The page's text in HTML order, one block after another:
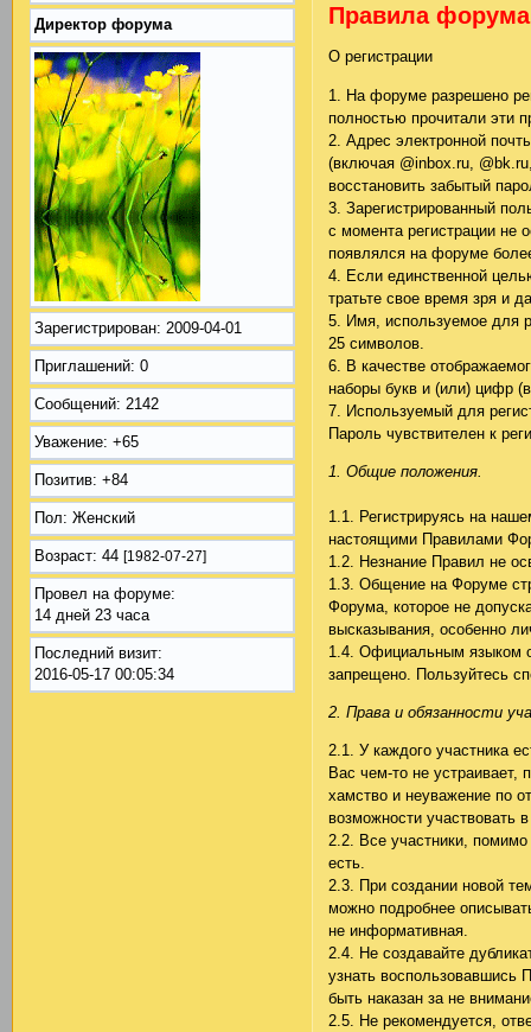
Директор форума
Зарегистрирован: 2009-04-01
Приглашений: 0
Сообщений: 2142
Уважение: +65
Позитив: +84
Пол: Женский
Возраст: 44[1982-07-27]
Провел на форуме:
14 дней 23 часа
Последний визит:
2016-05-17 00:05:34
Правила форума
О регистрации
1. На форуме разрешено
полностью прочитали эти
2. Адрес электронной
(включая @inbox.ru,
восстановить забытый
3. Зарегистрированный
с момента регистрации не
появлялся на форуме
4. Если единственной
тратьте свое время зря и
5. Имя, используемое для
25 символов.
6. В качестве
наборы букв и (или) цифр
7. Используемый для
Пароль чувствителен к
1. Общие положения.
1.1. Регистрируясь на
настоящими Правилами
1.2. Незнание Правил не
1.3. Общение на Форуме
Форума, которое не
высказывания, особенно
1.4. Официальным языком
запрещено. Пользуйтесь
2. Права и обязанности
2.1. У каждого участника
Вас чем-то не устраивает,
хамство и неуважение по
возможности участвовать
2.2. Все участники,
есть.
2.3. При создании новой
можно подробнее
не информативная.
2.4. Не создавайте
узнать воспользовавшись
быть наказан за не
2.5. Не рекомендуется,